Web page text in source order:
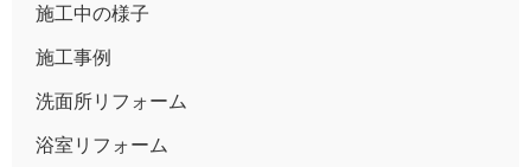
施工中の様子
施工事例
洗面所リフォーム
浴室リフォーム